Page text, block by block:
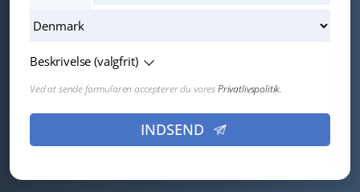
Beskrivelse (valgfrit)
Ved at sende formularen accepterer du voresPrivatlivspolitik.